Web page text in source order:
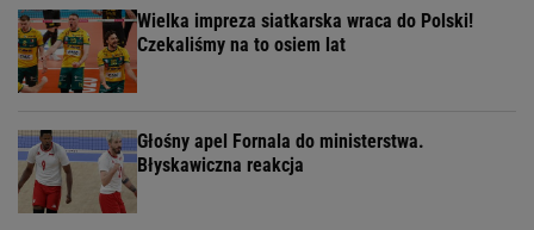
Wielka impreza siatkarska wraca do Polski!
Czekaliśmy na to osiem lat
Głośny apel Fornala do ministerstwa.
Błyskawiczna reakcja